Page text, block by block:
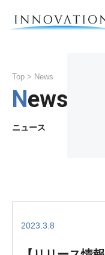
Top > News
News
ニュース
2023.3.8